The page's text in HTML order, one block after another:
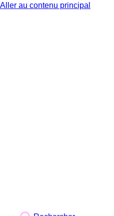
Aller au contenu principal